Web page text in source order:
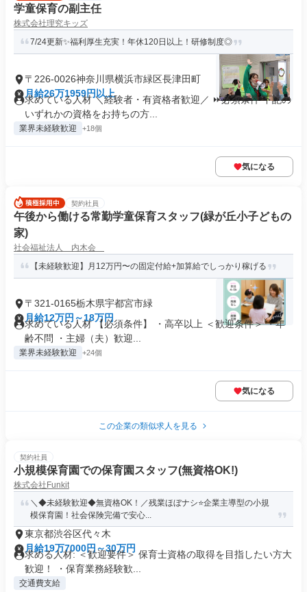
学童保育の副主任
株式会社理究キッズ
7/24更新✨福利厚生充実！年休120日以上！研修制度◎
〒226-0026神奈川県横浜市緑区長津田町
月給26万1959円以上
求めている人材 ＼経験者・有資格者歓迎／ ⏩必須条件 下記の
いずれかの資格をお持ちの方...
業界未経験歓迎 +18個
気になる
契約社員
午後から働ける常勤学童保育スタッフ(緑が丘小子どもの
家)
社会福祉法人 内木会
【未経験歓迎】月12万円〜の固定付給+加算給でしっかり稼げる
〒321-0165栃木県宇都宮市緑
月給12万円～18万円
求めている人材 【必須条件】 ・高卒以上 ＜歓迎条件＞ ・年
齢不問 ・主婦（夫）歓迎...
業界未経験歓迎 +24個
気になる
この企業の類似求人を見る
契約社員
小規模保育園での保育園スタッフ(無資格OK!)
株式会社Funkit
＼◆未経験歓迎◆無資格OK！／残業ほぼナシ⭐️企業主導型の小規
模保育園！社会保険完備で安心...
東京都渋谷区代々木
月給19万7000円～30万円
求める人材: ＜歓迎要件＞ 保育士資格の取得を目指したい方大
歓迎！ ・保育業務経験歓...
交通費支給